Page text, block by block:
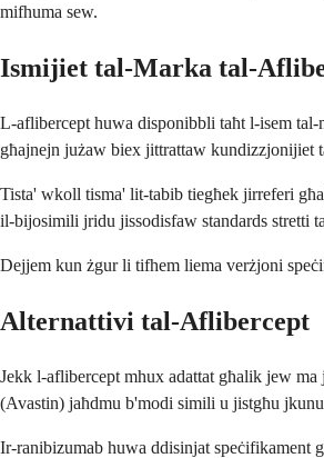
mifhuma sew.
Ismijiet tal-Marka tal-
L-aflibercept huwa disponibbli taħt l-isem
għajnejn jużaw biex jittrattaw kundizzjonijiet
Tista' wkoll tisma' lit-tabib tiegħek jirreferi
il-bijosimili jridu jissodisfaw standards stretti
Dejjem kun żgur li tifhem liema verżjoni
Alternattivi tal-Aflibercept
Jekk l-aflibercept mhux adattat għalik jew
(Avastin) jaħdmu b'modi simili u jistgħu
Ir-ranibizumab huwa ddisinjat speċifikament